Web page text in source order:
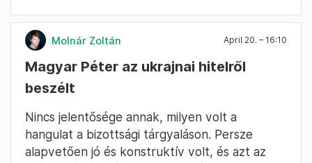
Molnár Réka April 20. – 16:10
A Miniszterelnökséghez tartoznak
majd az uniós ügyek
Magyar Péter azt mondta, hogy az uniós
ügyek a Miniszterelnökséghez tartoznak majd.
A kultúra a művelődési tárca része lesz,